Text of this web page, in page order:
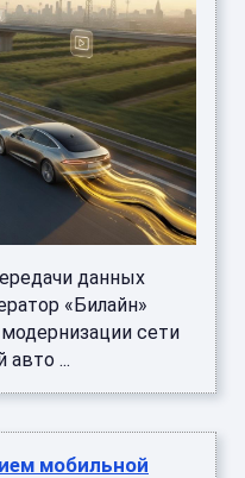
данных
«Билайн»
сети
авто ...
мобильной